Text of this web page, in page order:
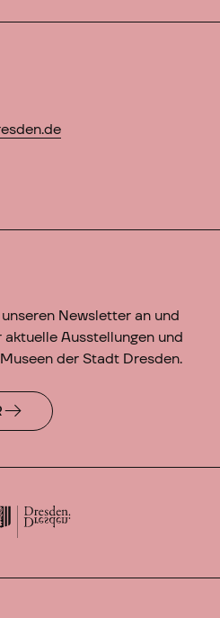
Newsletter an und
Ausstellungen und
der Stadt Dresden.